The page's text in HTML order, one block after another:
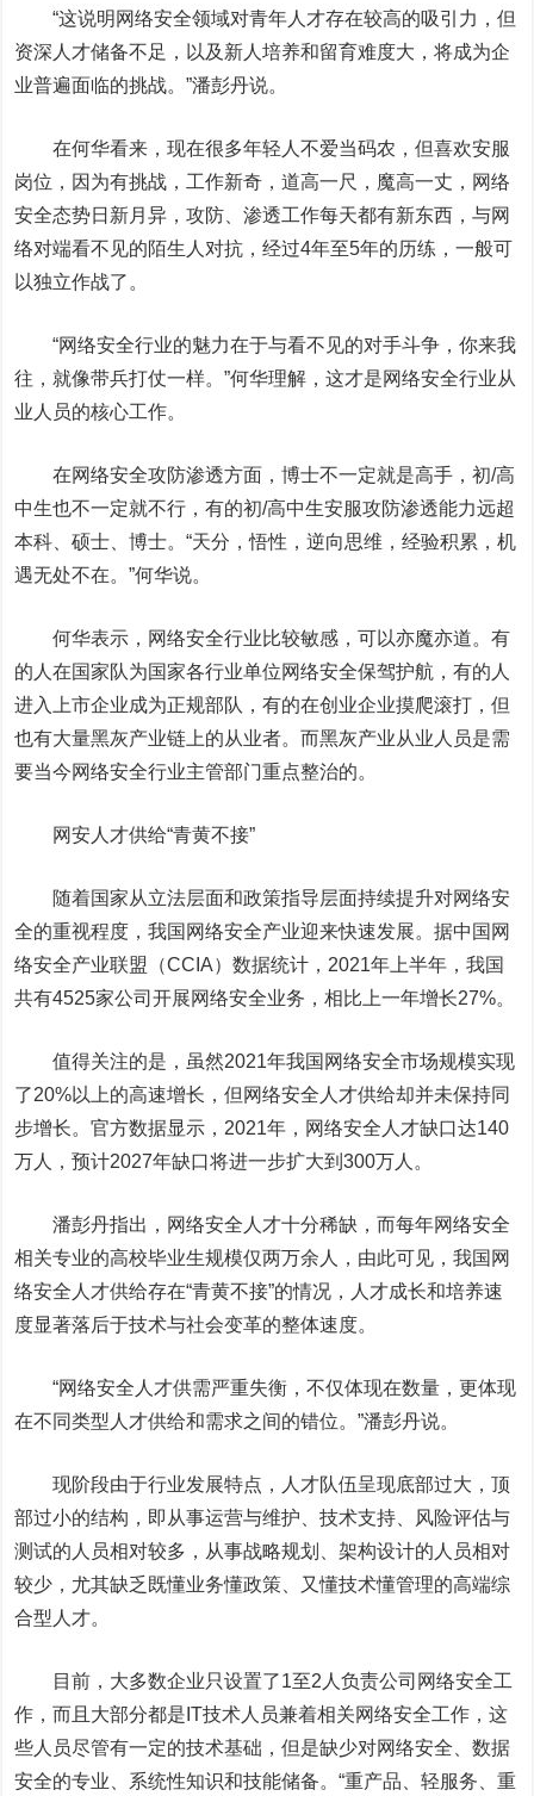
“这说明网络安全领域对青年人才存在较高的吸引力，但
资深人才储备不足，以及新人培养和留育难度大，将成为企
业普遍面临的挑战。”潘彭丹说。
在何华看来，现在很多年轻人不爱当码农，但喜欢安服
岗位，因为有挑战，工作新奇，道高一尺，魔高一丈，网络
安全态势日新月异，攻防、渗透工作每天都有新东西，与网
络对端看不见的陌生人对抗，经过4年至5年的历练，一般可
以独立作战了。
“网络安全行业的魅力在于与看不见的对手斗争，你来我
往，就像带兵打仗一样。”何华理解，这才是网络安全行业从
业人员的核心工作。
在网络安全攻防渗透方面，博士不一定就是高手，初/高
中生也不一定就不行，有的初/高中生安服攻防渗透能力远超
本科、硕士、博士。“天分，悟性，逆向思维，经验积累，机
遇无处不在。”何华说。
何华表示，网络安全行业比较敏感，可以亦魔亦道。有
的人在国家队为国家各行业单位网络安全保驾护航，有的人
进入上市企业成为正规部队，有的在创业企业摸爬滚打，但
也有大量黑灰产业链上的从业者。而黑灰产业从业人员是需
要当今网络安全行业主管部门重点整治的。
网安人才供给“青黄不接”
随着国家从立法层面和政策指导层面持续提升对网络安
全的重视程度，我国网络安全产业迎来快速发展。据中国网
络安全产业联盟（CCIA）数据统计， 2021年上半年，我国
共有4525家公司开展网络安全业务，相比上一年增长27%。
值得关注的是，虽然2021年我国网络安全市场规模实现
了20%以上的高速增长，但网络安全人才供给却并未保持同
步增长。官方数据显示， 2021年，网络安全人才缺口达140
万人，预计2027年缺口将进一步扩大到300万人。
潘彭丹指出，网络安全人才十分稀缺，而每年网络安全
相关专业的高校毕业生规模仅两万余人，由此可见，我国网
络安全人才供给存在“青黄不接”的情况，人才成长和培养速
度显著落后于技术与社会变革的整体速度。
“网络安全人才供需严重失衡，不仅体现在数量，更体现
在不同类型人才供给和需求之间的错位。”潘彭丹说。
现阶段由于行业发展特点，人才队伍呈现底部过大，顶
部过小的结构，即从事运营与维护、技术支持、风险评估与
测试的人员相对较多，从事战略规划、架构设计的人员相对
较少，尤其缺乏既懂业务懂政策、又懂技术懂管理的高端综
合型人才。
目前，大多数企业只设置了1至2 人负责公司网络安全工
作，而且大部分都是 IT技术人员兼着相关网络安全工作，这
些人员尽管有一定的技术基础，但是缺少对网络安全、数据
安全的专业、系统性知识和技能储备。“重产品、轻服务、重